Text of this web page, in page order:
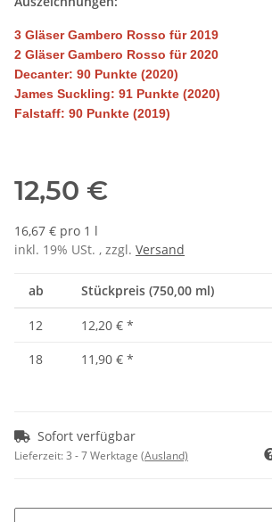
3 Gläser Gambero Rosso für 2019
2 Gläser Gambero Rosso für 2020
Decanter: 90 Punkte (2020)
James Suckling: 91 Punkte (2020)
Falstaff: 90 Punkte (2019)
12,50 €
16,67 € pro 1 l
inkl. 19% USt. , zzgl. Versand
ab Stückpreis (750,00 ml)
12 12,20 € *
18
11,90 € *
Sofort verfügbar
Lieferzeit:3 - 7 Werktage (Ausland)